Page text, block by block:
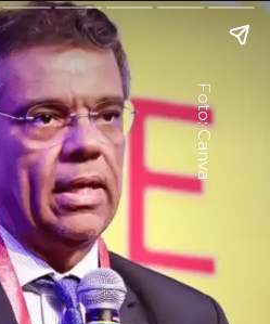
Foto: Canva